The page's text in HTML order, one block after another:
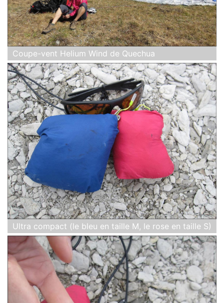
Coupe-vent Helium Wind de Quechua
Ultra compact (le bleu en taille M, le rose en taille S)